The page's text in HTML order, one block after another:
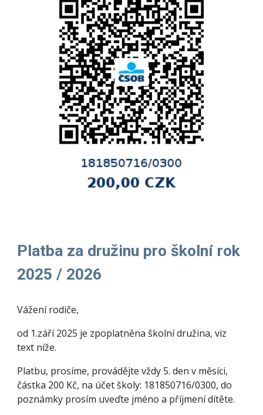
Platba za družinu pro školní rok
2025 / 2026
Vážení rodiče,
od 1.září 2025 je zpoplatněna školní družina, viz
text níže.
Platbu, prosíme, provádějte vždy 5. den v měsíci,
částka 200 Kč, na účet školy: 181850716/0300, do
poznámky prosím uveďte jméno a příjmení dítěte.